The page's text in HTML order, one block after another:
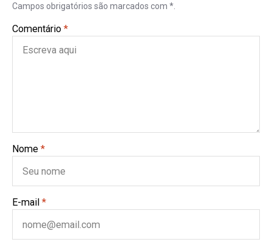
Campos obrigatórios são marcados com *.
Comentário *
Nome *
E-mail *